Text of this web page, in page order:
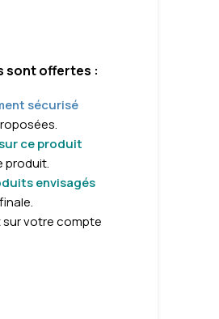
sont offertes :
sécurisé
ce produit
produit.
envisagés
sur votre compte